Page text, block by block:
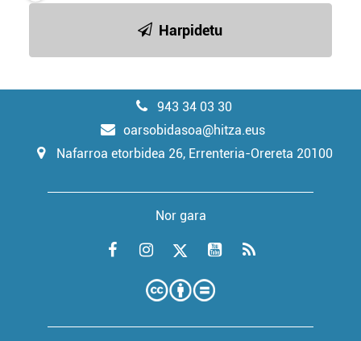
Harpidetu
943 34 03 30
oarsobidasoa@hitza.eus
Nafarroa etorbidea 26, Errenteria-Orereta 20100
Nor gara